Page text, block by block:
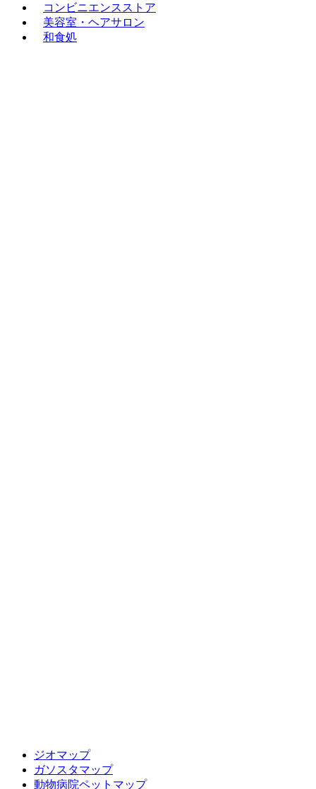
コンビニエンスストア
美容室・ヘアサロン
和食処
ジオマップ
ガソスタマップ
動物病院ペットマップ